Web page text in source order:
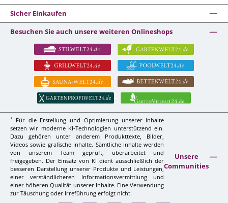
Sicher Einkaufen
Besuchen Sie auch unsere weiteren Onlineshops
*
Für die Erstellung und Optimierung unserer Inhalte
setzen wir moderne KI-Technologien unterstützend ein.
Dazu gehören unter anderem Produkttexte, Bilder,
Videos sowie grafische Inhalte. Sämtliche Inhalte werden
von unserem Team geprüft, überarbeitet und
freigegeben. Der Einsatz von KI dient ausschließlich der
besseren Darstellung unserer Produkte und Leistungen,
einer verständlicheren Informationsvermittlung und
einer höheren Qualität unserer Inhalte. Eine Verwendung
zur Täuschung oder Irreführung erfolgt nicht.
Unsere
Communities